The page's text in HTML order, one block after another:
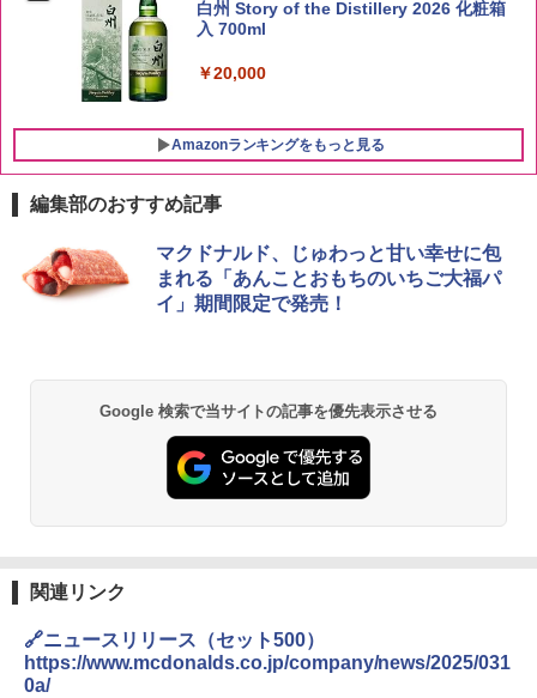
￥4,536
白州 Story of the Distillery 2026 化粧箱
入 700ml
￥20,000
Amazonランキングをもっと見る
チキンラーメン どんぶり 85g×12個 日清
食品 インスタント カップ麺
￥1,745
国分 tabete だし麺 千葉県産はまぐりだ
￥2,294
ーリングストック 大人買い おやつカン
パニー
シャープ 過熱水蒸気 オーブンレンジ 23
L 1段調理 ブラック RE-WF232-B シンプ
ル操作 コンパクト 一人暮らし 二人暮ら
し らくチン!（絶対湿度）センサー ノン
[山善] スチームオーブンレンジ 25L 一人
暮らし 二人暮らし フラットテーブル ス
チーム調理 自動メニュー19種搭載 角皿
[山善] スチームオーブンレンジ 省エネ
編集部のおすすめ記事
マクドナルド、じゅわっと甘い幸せに包
まれる「あんことおもちのいちご大福パ
イ」期間限定で発売！
Google 検索で当サイトの記事を優先表示させる
関連リンク
🔗ニュースリリース（セット500）
https://www.mcdonalds.co.jp/company/news/2025/031
0a/